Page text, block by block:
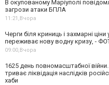
В окупованому Маріуполі
загрози атаки БПЛА
11:21, Вчора
Черги біля криниць і захмарні
переживає нову водну кризу, -
09:00, Вчора
1625 день повномасштабної
триває ліквідація наслідків
хаби